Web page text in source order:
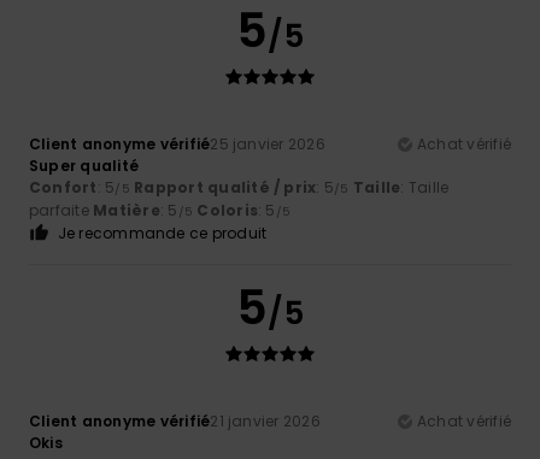
5/5
Client anonyme vérifié25 janvier 2026
Achat vérifié
Super qualité
Confort: 5/5 Rapport qualité / prix: 5/5 Taille: Taille
parfaite Matière: 5 /5 Coloris: 5 /5
Je recommande ce produit
5/5
Client anonyme vérifié21 janvier 2026
Achat vérifié
Okis